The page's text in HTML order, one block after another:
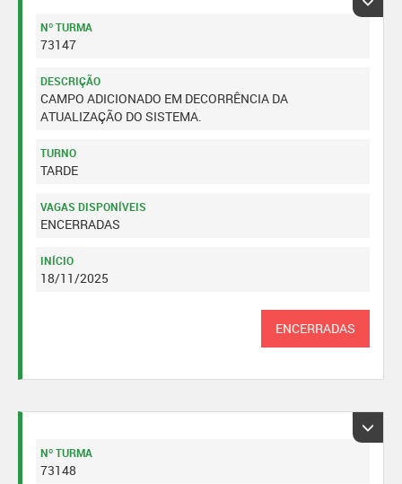
Nº TURMA
73147
DESCRIÇÃO
CAMPO ADICIONADO EM DECORRÊNCIA DA
ATUALIZAÇÃO DO SISTEMA.
TURNO
TARDE
VAGAS DISPONÍVEIS
ENCERRADAS
INÍCIO
18/11/2025
ENCERRADAS
Nº TURMA
73148